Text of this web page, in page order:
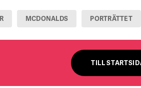
MCDONALDS PORTRÄTTET
TILL